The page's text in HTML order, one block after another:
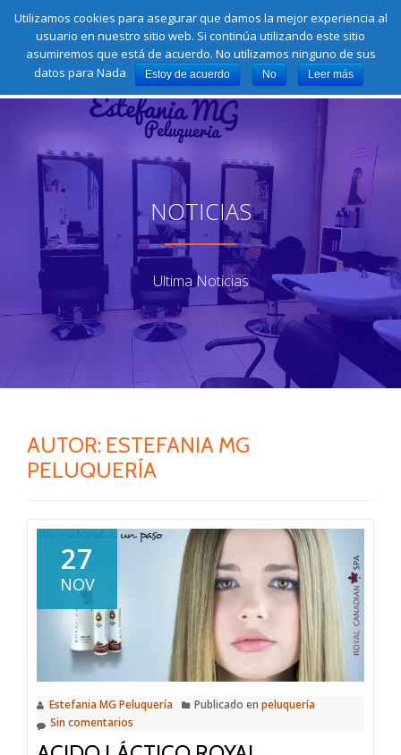
contenido
Llámamos:622 44 00 31
fa-
facebook
fa-
instagram
fa-
google-
plus-
square
fa-
pinterest
fa-
NOTICIAS
Ultima Noticias
AUTOR: ESTEFANIA MG
PELUQUERÍA
27
NOV
Estefania MG Peluquería Publicado en peluquería
Sin comentarios
Utilizamos cookies para asegurar que damos la mejor experiencia al
usuario en nuestro sitio web. Si continúa utilizando este sitio
asumiremos que está de acuerdo. No utilizamos ninguno de sus
datos para Nada
Estoy de acuerdo No Leer más